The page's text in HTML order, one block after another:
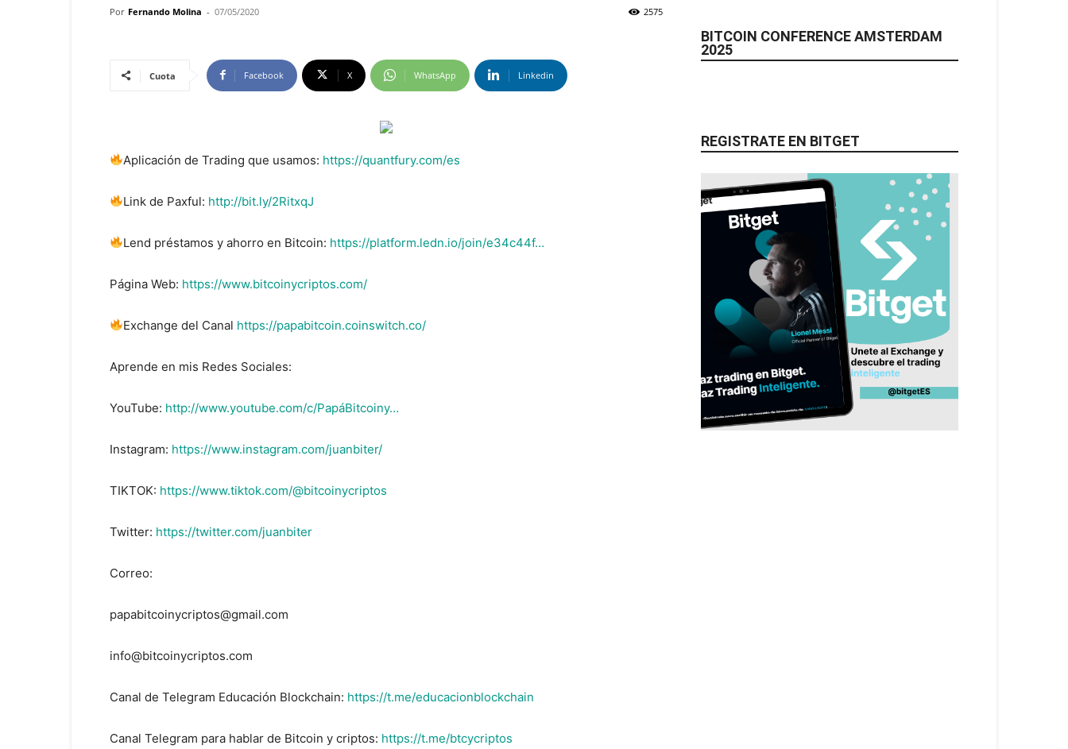
Por Fernando Molina - 07/05/2020 2575
Cuota Facebook X WhatsApp Linkedin
Aplicación de Trading que usamos: https://quantfury.com/es
Link de Paxful: http://bit.ly/2RitxqJ
Lend préstamos y ahorro en Bitcoin: https://platform.ledn.io/join/e34c44f…
Página Web: https://www.bitcoinycriptos.com/
Exchange del Canal https://papabitcoin.coinswitch.co/
Aprende en mis Redes Sociales:
YouTube: http://www.youtube.com/c/PapáBitcoiny…
Instagram: https://www.instagram.com/juanbiter/
TIKTOK: https://www.tiktok.com/@bitcoinycriptos
Twitter: https://twitter.com/juanbiter
Correo:
papabitcoinycriptos@gmail.com
info@bitcoinycriptos.com
Canal de Telegram Educación Blockchain: https://t.me/educacionblockchain
Canal Telegram para hablar de Bitcoin y criptos: https://t.me/btcycriptos
BITCOIN CONFERENCE AMSTERDAM
2025
REGISTRATE EN BITGET